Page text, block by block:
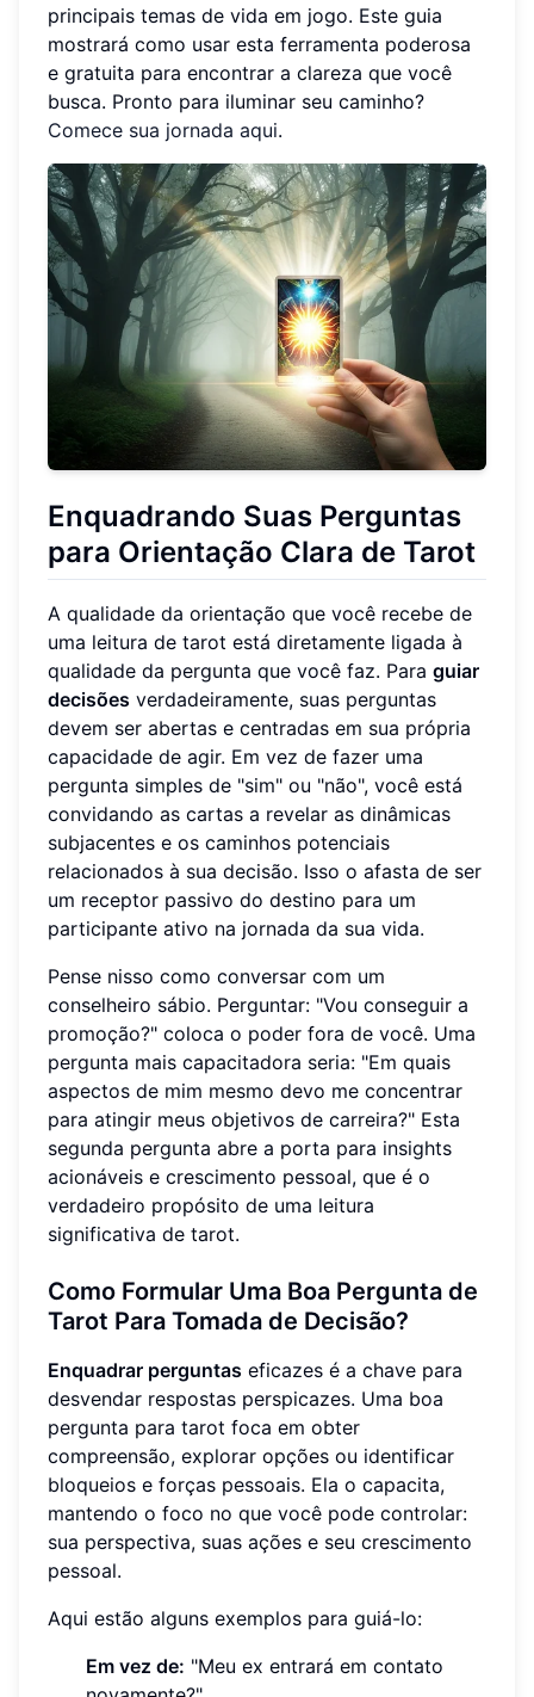
principais temas de vida em jogo. Este guia
mostrará como usar esta ferramenta poderosa
e gratuita para encontrar a clareza que você
busca. Pronto para iluminar seu caminho?
Comece sua jornada aqui.
Enquadrando Suas Perguntas
para Orientação Clara de Tarot
A qualidade da orientação que você recebe de
uma leitura de tarot está diretamente ligada à
qualidade da pergunta que você faz. Para guiar
decisões verdadeiramente, suas perguntas
devem ser abertas e centradas em sua própria
capacidade de agir. Em vez de fazer uma
pergunta simples de "sim" ou "não", você está
convidando as cartas a revelar as dinâmicas
subjacentes e os caminhos potenciais
relacionados à sua decisão. Isso o afasta de ser
um receptor passivo do destino para um
participante ativo na jornada da sua vida.
Pense nisso como conversar com um
conselheiro sábio. Perguntar: "Vou conseguir a
promoção?" coloca o poder fora de você. Uma
pergunta mais capacitadora seria: "Em quais
aspectos de mim mesmo devo me concentrar
para atingir meus objetivos de carreira?" Esta
segunda pergunta abre a porta para insights
acionáveis e crescimento pessoal, que é o
verdadeiro propósito de uma leitura
significativa de tarot.
Como Formular Uma Boa Pergunta de
Tarot Para Tomada de Decisão?
Enquadrar perguntas eficazes é a chave para
desvendar respostas perspicazes. Uma boa
pergunta para tarot foca em obter
compreensão, explorar opções ou identificar
bloqueios e forças pessoais. Ela o capacita,
mantendo o foco no que você pode controlar:
sua perspectiva, suas ações e seu crescimento
pessoal.
Aqui estão alguns exemplos para guiá-lo:
Em vez de: "Meu ex entrará em contato